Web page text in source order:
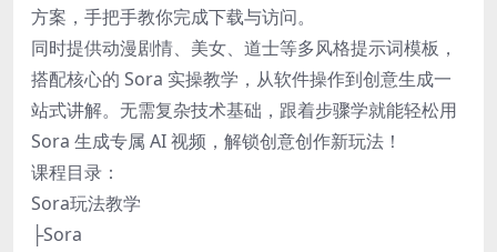
方案，手把手教你完成下载与访问。
同时提供动漫剧情、美女、道士等多风格提示词模板，
搭配核心的 Sora 实操教学，从软件操作到创意生成一
站式讲解。无需复杂技术基础，跟着步骤学就能轻松用
Sora 生成专属 AI 视频，解锁创意创作新玩法！
课程目录：
Sora玩法教学
├Sora